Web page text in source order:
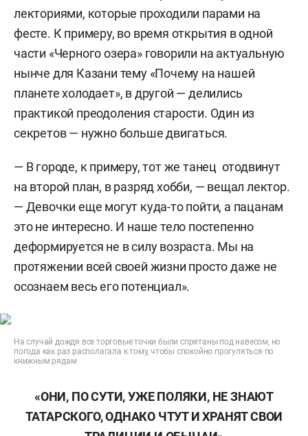
лекториями, которые проходили парами на
фесте. К примеру, во время открытия в одной
части «Черного озера» говорили на актуальную
нынче для Казани тему «Почему на нашей
планете холодает», в другой — делились
практикой преодоления старости. Один из
секретов — нужно больше двигаться.
— В городе, к примеру, тот же танец отодвинут
на второй план, в разряд хобби, — вещал лектор.
— Девочки еще могут куда-то пойти, а пацанам
это не интересно. И наше тело постепенно
деформируется не в силу возраста. Мы на
протяжении всей своей жизни просто даже не
осознаем весь его потенциал».
На случай дождя все торговые точки были спрятаны под навесом, но
погода как раз располагала к тому, чтобы спокойно прогуляться по
книжным рядам
«ОНИ, ПО СУТИ, УЖЕ ПОЛЯКИ, НЕ ЗНАЮТ
ТАТАРСКОГО, ОДНАКО ЧТУТ И ХРАНЯТ СВОИ